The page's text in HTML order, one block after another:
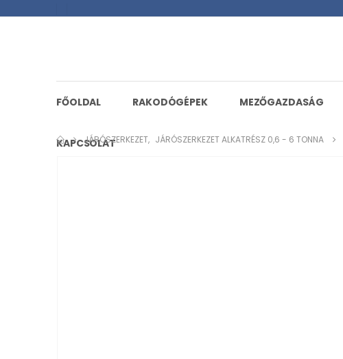
FŐOLDAL RAKODÓGÉPEK MEZŐGAZDASÁG
KAPCSOLAT
JÁRÓSZERKEZET, JÁRÓSZERKEZET ALKATRÉSZ 0,6 - 6 TONNA